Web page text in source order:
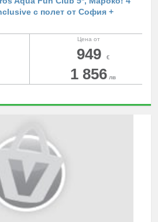
с полет от София +
Цена от
949 €
1 856 лв